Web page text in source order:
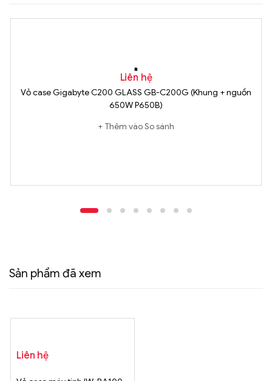
Liên hệ
Vỏ case Gigabyte C200 GLASS GB-C200G (Khung + nguồn
650W P650B)
Thêm vào So sánh
Sản phẩm đã xem
Liên hệ